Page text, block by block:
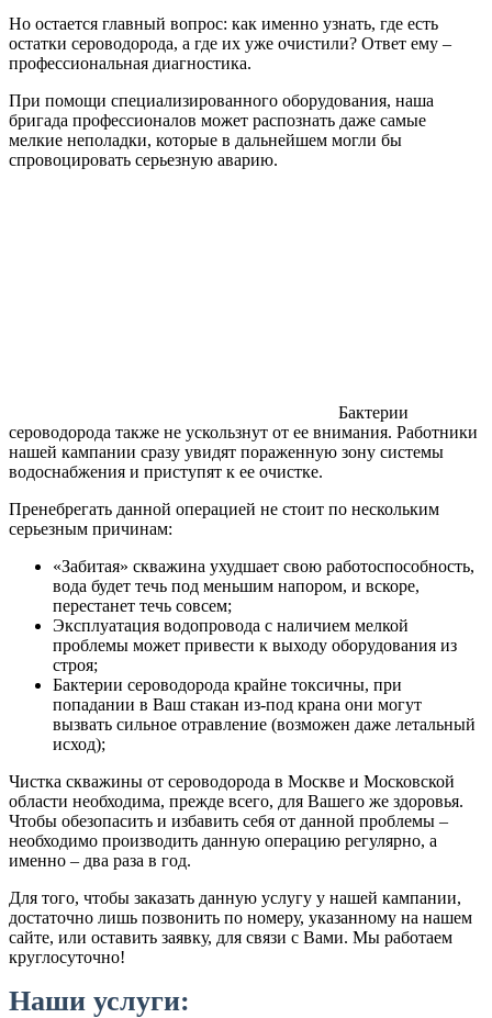
Но остается главный вопрос: как именно узнать, где есть
остатки сероводорода, а где их уже очистили? Ответ ему –
профессиональная диагностика.
При помощи специализированного оборудования, наша
бригада профессионалов может распознать даже самые
мелкие неполадки, которые в дальнейшем могли бы
спровоцировать серьезную аварию.
Бактерии
сероводорода также не ускользнут от ее внимания. Работники
нашей кампании сразу увидят пораженную зону системы
водоснабжения и приступят к ее очистке.
Пренебрегать данной операцией не стоит по нескольким
серьезным причинам:
«Забитая» скважина ухудшает свою работоспособность,
вода будет течь под меньшим напором, и вскоре,
перестанет течь совсем;
Эксплуатация водопровода с наличием мелкой
проблемы может привести к выходу оборудования из
строя;
Бактерии сероводорода крайне токсичны, при
попадании в Ваш стакан из-под крана они могут
вызвать сильное отравление (возможен даже летальный
исход);
Чистка скважины от сероводорода в Москве и Московской
области необходима, прежде всего, для Вашего же здоровья.
Чтобы обезопасить и избавить себя от данной проблемы –
необходимо производить данную операцию регулярно, а
именно – два раза в год.
Для того, чтобы заказать данную услугу у нашей кампании,
достаточно лишь позвонить по номеру, указанному на нашем
сайте, или оставить заявку, для связи с Вами. Мы работаем
круглосуточно!
Наши услуги: